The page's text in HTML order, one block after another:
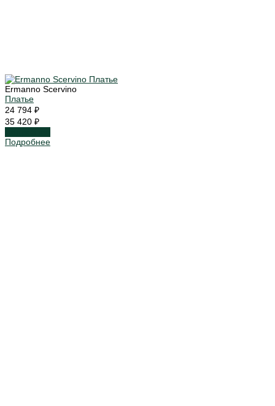
Ermanno Scervino
Платье
24 794 ₽
35 420 ₽
Подробнее